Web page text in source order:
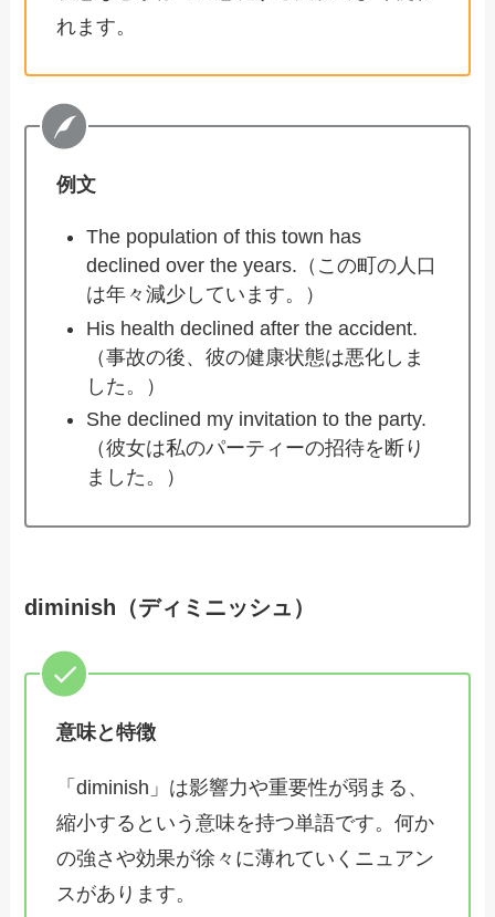
れます。
例文
The population of this town has
declined over the years.（この町の人口
は年々減少しています。）
His health declined after the accident.
（事故の後、彼の健康状態は悪化しま
した。）
She declined my invitation to the party.
（彼女は私のパーティーの招待を断り
ました。）
diminish（ディミニッシュ）
意味と特徴
「diminish」は影響力や重要性が弱まる、
縮小するという意味を持つ単語です。何か
の強さや効果が徐々に薄れていくニュアン
スがあります。